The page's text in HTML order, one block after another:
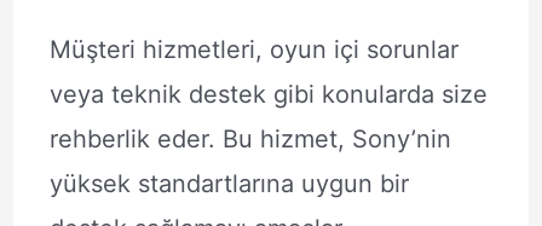
Müşteri hizmetleri, oyun içi sorunlar
veya teknik destek gibi konularda size
rehberlik eder. Bu hizmet, Sony’nin
yüksek standartlarına uygun bir